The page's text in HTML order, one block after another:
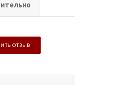
ОТЗЫВ